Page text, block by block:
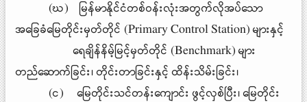
(ဃ) မြန်မာနိုင်ငံတစ်ဝန်းလုံးအတွက်လိုအပ်သော
အခြေခံမြေတိုင်းမှတ်တိုင် (Primary Control Station) များနှင့်
ရေချိန်နိမ့်မြင့်မှတ်တိုင် (Benchmark) များ
တည်ဆောက်ခြင်း၊ တိုင်းတာခြင်းနှင့် ထိန်းသိမ်းခြင်း၊
(င) မြေတိုင်းသင်တန်းကျောင်း ဖွင့်လှစ်ပြီး၊ မြေတိုင်း